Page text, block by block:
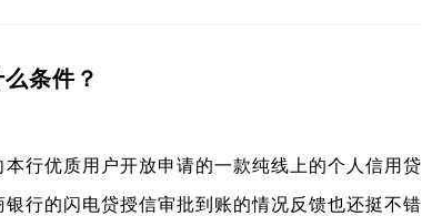
条件？
行优质用户开放申请的一款纯线上的个人信用贷
行的闪电贷授信审批到账的情况反馈也还挺不错